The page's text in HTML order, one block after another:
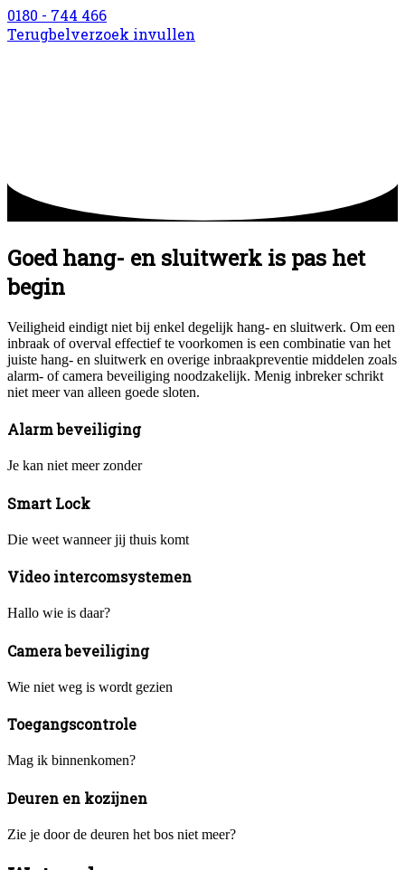
0180 - 744 466
Terugbelverzoek invullen
Goed hang- en sluitwerk is pas het
begin
Veiligheid eindigt niet bij enkel degelijk hang- en sluitwerk. Om een
inbraak of overval effectief te voorkomen is een combinatie van het
juiste hang- en sluitwerk en overige inbraakpreventie middelen zoals
alarm- of camera beveiliging noodzakelijk. Menig inbreker schrikt
niet meer van alleen goede sloten.
Alarm beveiliging
Je kan niet meer zonder
Smart Lock
Die weet wanneer jij thuis komt
Video intercomsystemen
Hallo wie is daar?
Camera beveiliging
Wie niet weg is wordt gezien
Toegangscontrole
Mag ik binnenkomen?
Deuren en kozijnen
Zie je door de deuren het bos niet meer?